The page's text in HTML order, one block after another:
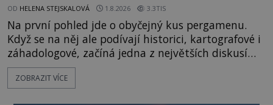
OD HELENA STEJSKALOVÁ 1.8.2026 3.3TIS
Na první pohled jde o obyčejný kus pergamenu.
Když se na něj ale podívají historici, kartografové i
záhadologové, začíná jedna z největších diskusí
moderní historie. Osmanský admirál Piri Reis roku
1513 kreslí mapu světa, která překvapuje
ZOBRAZIT VÍCE